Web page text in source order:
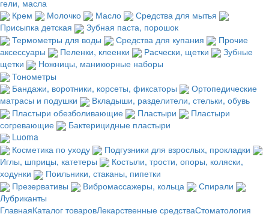
гели, масла
Крем
Молочко Масло
Средства для мытья
Присыпка детская
Зубная паста, порошок
Термометры для воды
Средства для купания
Прочие
аксессуары
Пеленки, клеенки Расчески, щетки
Зубные
щетки
Ножницы, маникюрные наборы
Тонометры
Бандажи, воротники, корсеты, фиксаторы
Ортопедические
матрасы и подушки
Вкладыши, разделители, стельки, обувь
Пластыри обезболивающие
Пластыри
Пластыри
согревающие
Бактерицидные пластыри
Luoma
Косметика по уходу
Подгузники для взрослых, прокладки
Иглы, шприцы, катетеры
Костыли, трости, опоры, коляски,
ходунки
Поильники, стаканы, пипетки
Презервативы
Вибромассажеры, кольца
Спирали
Лубриканты
ГлавнаяКаталог товаровЛекарственные средстваСтоматология